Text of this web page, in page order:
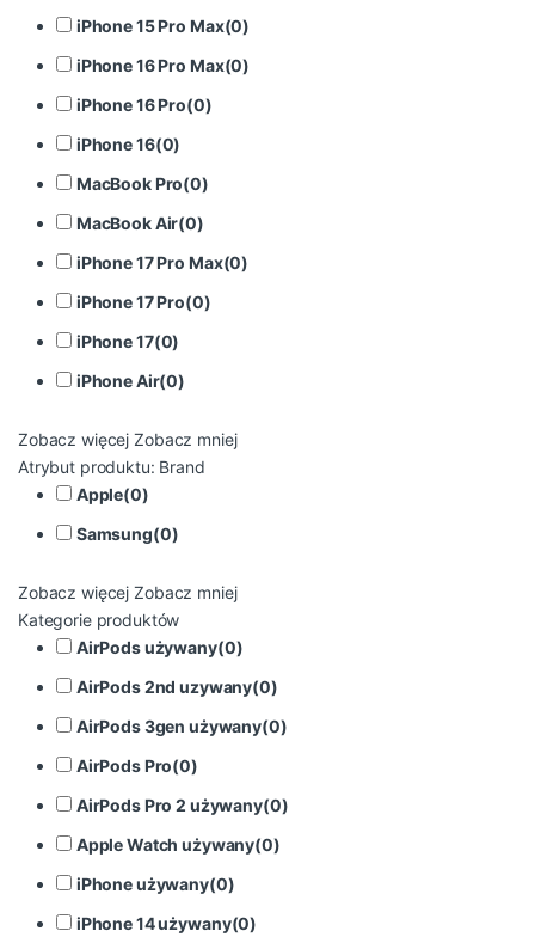
iPhone 15 Pro Max(0)
iPhone 16 Pro Max(0)
iPhone 16 Pro(0)
iPhone 16(0)
MacBook Pro(0)
MacBook Air(0)
iPhone 17 Pro Max(0)
iPhone 17 Pro(0)
iPhone 17(0)
iPhone Air(0)
Zobacz więcej Zobacz mniej
Atrybut produktu: Brand
Apple(0)
Samsung(0)
Zobacz więcej Zobacz mniej
Kategorie produktów
AirPods używany(0)
AirPods 2nd uzywany(0)
AirPods 3gen używany(0)
AirPods Pro(0)
AirPods Pro 2 używany(0)
Apple Watch używany(0)
iPhone używany(0)
iPhone 14 używany(0)